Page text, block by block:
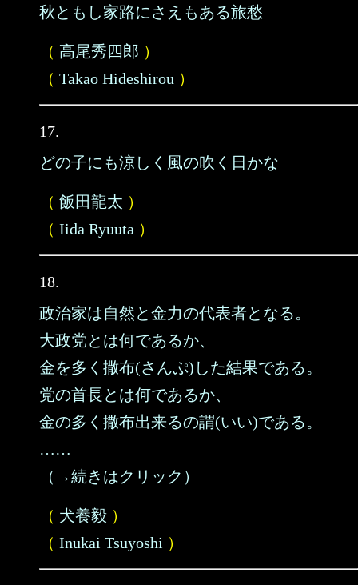
秋ともし家路にさえもある旅愁
（ 高尾秀四郎 ）
（ Takao Hideshirou ）
17.
どの子にも涼しく風の吹く日かな
（ 飯田龍太 ）
（ Iida Ryuuta ）
18.
政治家は自然と金力の代表者となる。
大政党とは何であるか、
金を多く撒布(さんぷ)した結果である。
党の首長とは何であるか、
金の多く撒布出来るの謂(いい)である。
……
（→続きはクリック）
（ 犬養毅 ）
（ Inukai Tsuyoshi ）